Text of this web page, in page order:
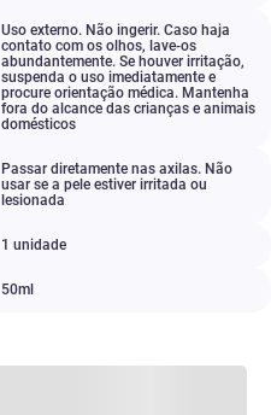
Uso externo. Não ingerir. Caso haja
contato com os olhos, lave-os
abundantemente. Se houver irritação,
suspenda o uso imediatamente e
procure orientação médica. Mantenha
fora do alcance das crianças e animais
domésticos
Passar diretamente nas axilas. Não
usar se a pele estiver irritada ou
lesionada
1 unidade
50ml